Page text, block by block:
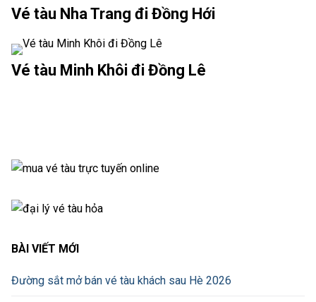
Vé tàu Nha Trang đi Đồng Hới
Vé tàu Minh Khôi đi Đồng Lê
BÀI VIẾT MỚI
Đường sắt mở bán vé tàu khách sau Hè 2026